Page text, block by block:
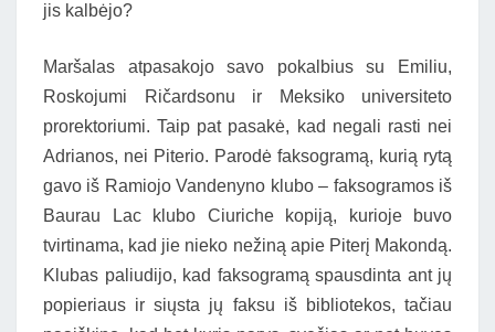
jis kalbėjo?
Maršalas atpasakojo savo pokalbius su Emiliu,
Roskojumi Ričardsonu ir Meksiko universiteto
prorektoriumi. Taip pat pasakė, kad negali rasti nei
Adrianos, nei Piterio. Parodė faksogramą, kurią rytą
gavo iš Ramiojo Vandenyno klubo – faksogramos iš
Baurau Lac klubo Ciuriche kopiją, kurioje buvo
tvirtinama, kad jie nieko nežiną apie Piterį Makondą.
Klubas paliudijo, kad faksogramą spausdinta ant jų
popieriaus ir siųsta jų faksu iš bibliotekos, tačiau